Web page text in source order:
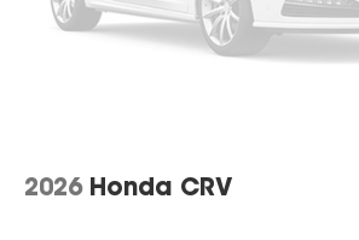
2026 Honda CRV